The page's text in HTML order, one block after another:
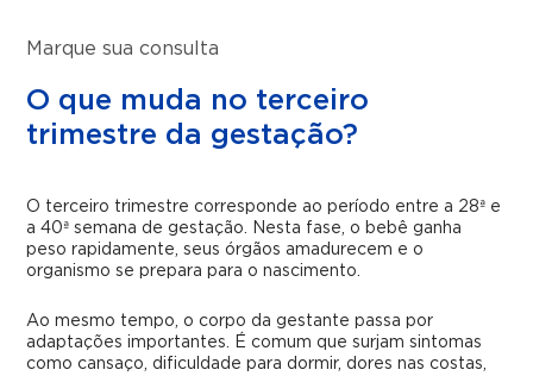
Marque sua consulta
O que muda no terceiro
trimestre da gestação?
O terceiro trimestre corresponde ao período entre a 28ª e
a 40ª semana de gestação. Nesta fase, o bebê ganha
peso rapidamente, seus órgãos amadurecem e o
organismo se prepara para o nascimento.
Ao mesmo tempo, o corpo da gestante passa por
adaptações importantes. É comum que surjam sintomas
como cansaço, dificuldade para dormir, dores nas costas,